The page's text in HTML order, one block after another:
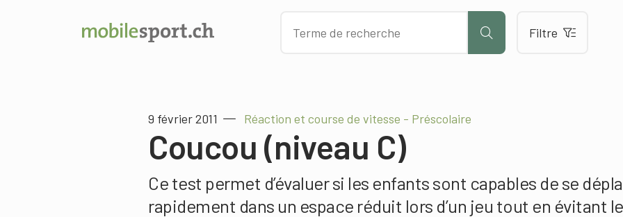
Filtre
9 février 2011 Réaction et course de vitesse - Préscolaire
Coucou (niveau C)
Ce test permet d’évaluer si les enfants sont capables de se
rapidement dans un espace réduit lors d’un jeu tout en évitant